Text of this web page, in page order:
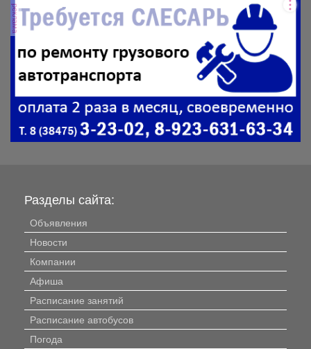
реклама
Разделы сайта:
Объявления
Новости
Компании
Афиша
Расписание занятий
Расписание автобусов
Погода